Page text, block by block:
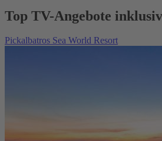
Top TV-Angebote
Pickalbatros Sea World Resort